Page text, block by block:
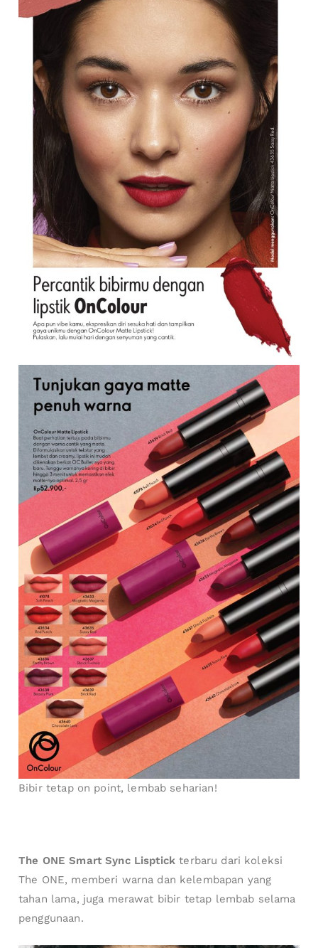
Bibir tetap on point, lembab seharian!
The ONE Smart Sync Lisptickterbaru dari koleksi
The ONE, memberi warna dan kelembapan yang
tahan lama, juga merawat bibir tetap lembab selama
penggunaan.